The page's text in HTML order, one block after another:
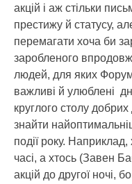
акцій і аж стільки
престижу й статусу,
перемагати хоча би
заробленого впродовж
людей, для яких Форум
важливі й улюблені
круглого столу
знайти
події року.
часі, а хтось (Завен
акцій до другої ночі,